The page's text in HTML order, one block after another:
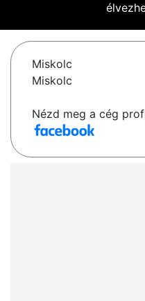
Miskolc
Miskolc
Nézd meg a cég